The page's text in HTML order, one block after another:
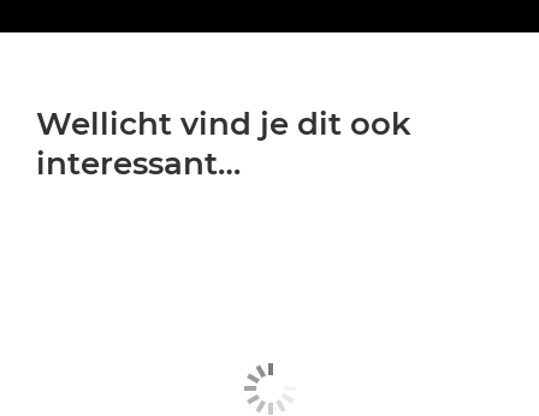
Wellicht vind je dit ook
interessant…